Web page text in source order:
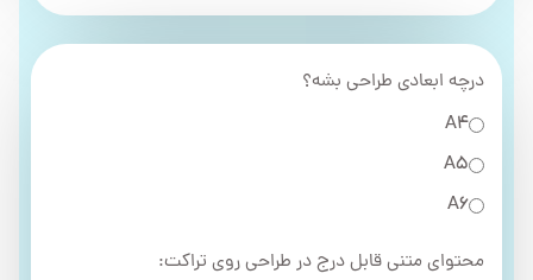
درچه ابعادی طراحی بشه؟
A4
A5
A6
محتوای متنی قابل درج در طراحی روی تراکت: